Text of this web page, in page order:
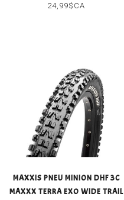
24,99$CA
MAXXIS PNEU MINION DHF 3C
MAXXX TERRA EXO WIDE TRAIL